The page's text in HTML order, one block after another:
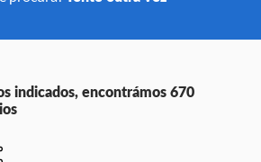
indicados, encontrámos 670